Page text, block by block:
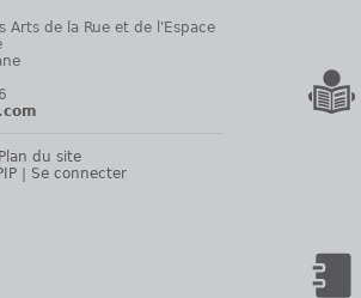
Arts de la Rue et de l'Espace
Plan du site
Se connecter